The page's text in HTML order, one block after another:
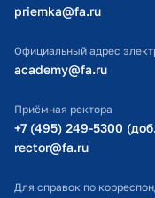
Министерство науки
priemka@fa.ru
Официальный адрес
academy@fa.ru
Приёмная ректора
+7 (495) 249-5300
rector@fa.ru
Для справок по